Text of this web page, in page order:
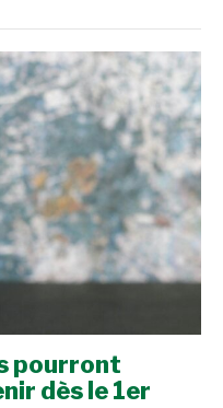
pourront
dès le 1er